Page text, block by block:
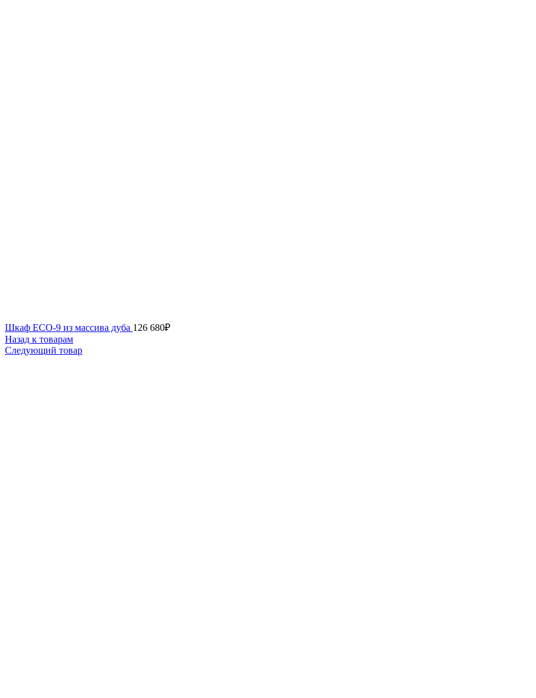
Шкаф ECO-9 из массива дуба 126 680₽
Назад к товарам
Следующий товар